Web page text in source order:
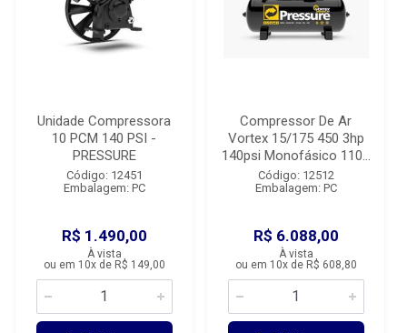
Unidade Compressora
10 PCM 140 PSI -
PRESSURE
Código: 12451
Embalagem: PC
R$ 1.490,00
À vista
ou em 10x de R$ 149,00
Compressor De Ar
Vortex 15/175 450 3hp
140psi Monofásico 110...
Código: 12512
Embalagem: PC
R$ 6.088,00
À vista
ou em 10x de R$ 608,80